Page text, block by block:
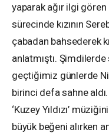
yaparak ağır ilgi
sürecinde kızının
çabadan bahsederek
anlatmıştı.
geçtiğimiz günlerde
birinci defa sahne
‘Kuzey Yıldızı’
büyük beğeni alırken